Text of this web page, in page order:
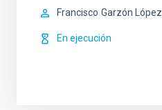
Francisco Garzón López
En ejecución